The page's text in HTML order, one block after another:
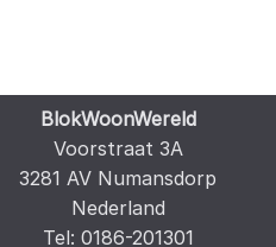
BlokWoonWereld
Voorstraat 3A
3281 AV Numansdorp
Nederland
Tel: 0186-201301